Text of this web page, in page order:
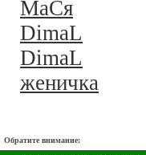
MaСя
DimaL
DimaL
женичка
Обратите внимание: